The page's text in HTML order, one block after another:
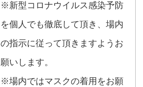
※新型コロナウイルス感染予防
を個人でも徹底して頂き、場内
の指示に従って頂きますようお
願いします。
※場内ではマスクの着用をお願